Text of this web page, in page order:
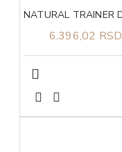
6.396,02 RSD